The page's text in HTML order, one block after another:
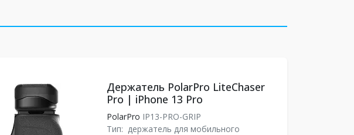
Держатель PolarPro LiteChaser
Pro | iPhone 13 Pro
PolarPro IP13-PRO-GRIP
Тип: держатель для мобильного